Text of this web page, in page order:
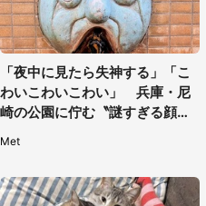
「夜中に見たら失神する」「こ
わいこわいこわい」 兵庫・尼
崎の公園に佇む〝謎すぎる顔〟
Met